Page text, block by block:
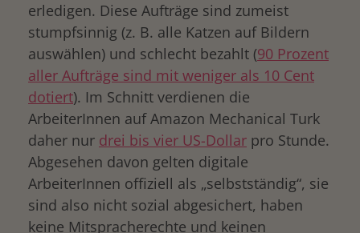
erledigen. Diese Aufträge sind zumeist
stumpfsinnig (z. B. alle Katzen auf Bildern
auswählen) und schlecht bezahlt (90 Prozent
aller Aufträge sind mit weniger als 10 Cent
dotiert). Im Schnitt verdienen die
ArbeiterInnen auf Amazon Mechanical Turk
daher nur drei bis vier US-Dollar pro Stunde.
Abgesehen davon gelten digitale
ArbeiterInnen offiziell als „selbstständig“, sie
sind also nicht sozial abgesichert, haben
keine Mitspracherechte und keinen